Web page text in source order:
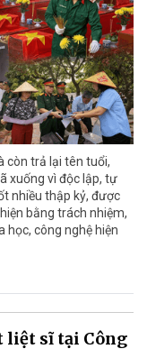
còn trả lại tên tuổi,
xuống vì độc lập, tự
nhiều thập kỷ, được
bằng trách nhiệm,
học, công nghệ hiện
liệt sĩ tại Công